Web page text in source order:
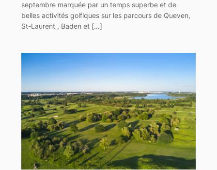
septembre marquée par un temps superbe et de
belles activités golfiques sur les parcours de Queven,
St-Laurent , Baden et […]